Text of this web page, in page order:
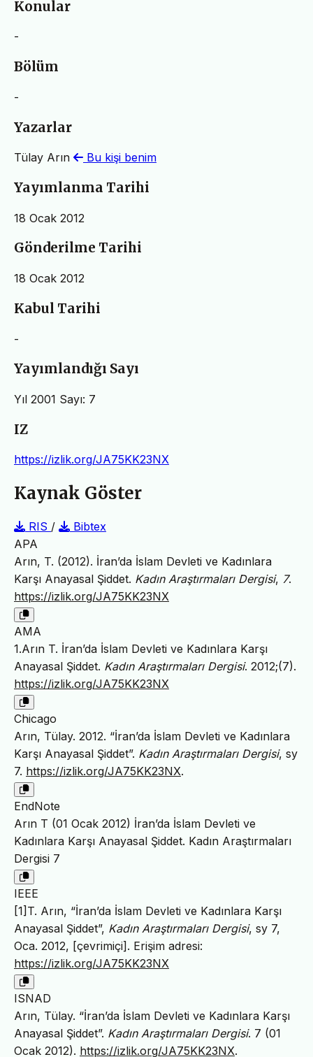
Konular
-
Bölüm
-
Yazarlar
Tülay Arın Bu kişi benim
Yayımlanma Tarihi
18 Ocak 2012
Gönderilme Tarihi
18 Ocak 2012
Kabul Tarihi
-
Yayımlandığı Sayı
Yıl 2001 Sayı: 7
IZ
https://izlik.org/JA75KK23NX
Kaynak Göster
RIS /
Bibtex
APA
Arın, T. (2012). İran’da İslam Devleti ve Kadınlara
Karşı Anayasal Şiddet. Kadın Araştırmaları Dergisi, 7.
https://izlik.org/JA75KK23NX
AMA
1.Arın T. İran’da İslam Devleti ve Kadınlara Karşı
Anayasal Şiddet. Kadın Araştırmaları Dergisi. 2012;(7).
https://izlik.org/JA75KK23NX
Chicago
Arın, Tülay. 2012. “İran’da İslam Devleti ve Kadınlara
Karşı Anayasal Şiddet”. Kadın Araştırmaları Dergisi, sy
7. https://izlik.org/JA75KK23NX.
EndNote
Arın T (01 Ocak 2012) İran’da İslam Devleti ve
Kadınlara Karşı Anayasal Şiddet. Kadın Araştırmaları
Dergisi 7
IEEE
[1]T. Arın, “İran’da İslam Devleti ve Kadınlara Karşı
Anayasal Şiddet”, Kadın Araştırmaları Dergisi, sy 7,
Oca. 2012, [çevrimiçi]. Erişim adresi:
https://izlik.org/JA75KK23NX
ISNAD
Arın, Tülay. “İran’da İslam Devleti ve Kadınlara Karşı
Anayasal Şiddet”. Kadın Araştırmaları Dergisi. 7 (01
Ocak 2012). https://izlik.org/JA75KK23NX.